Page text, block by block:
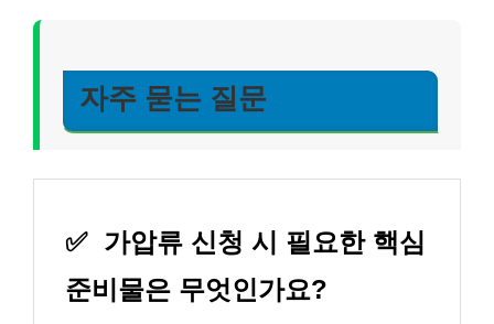
자주 묻는 질문
✅ 가압류 신청 시 필요한 핵심
준비물은 무엇인가요?